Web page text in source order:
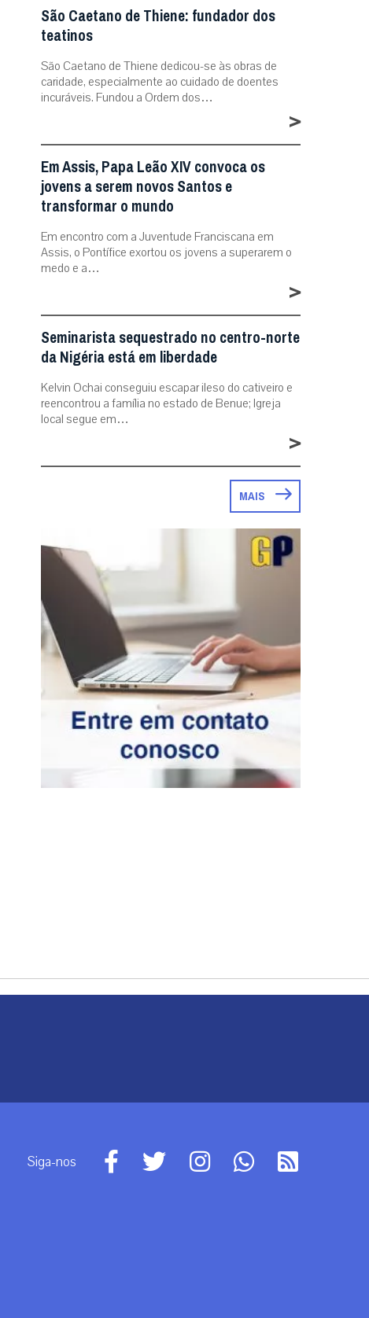
São Caetano de Thiene: fundador dos
teatinos
São Caetano de Thiene dedicou-se às obras de
caridade, especialmente ao cuidado de doentes
incuráveis. Fundou a Ordem dos…
>
Em Assis, Papa Leão XIV convoca os
jovens a serem novos Santos e
transformar o mundo
Em encontro com a Juventude Franciscana em
Assis, o Pontífice exortou os jovens a superarem o
medo e a…
>
Seminarista sequestrado no centro-norte
da Nigéria está em liberdade
Kelvin Ochai conseguiu escapar ileso do cativeiro e
reencontrou a família no estado de Benue; Igreja
local segue em…
>
MAIS
Siga-nos